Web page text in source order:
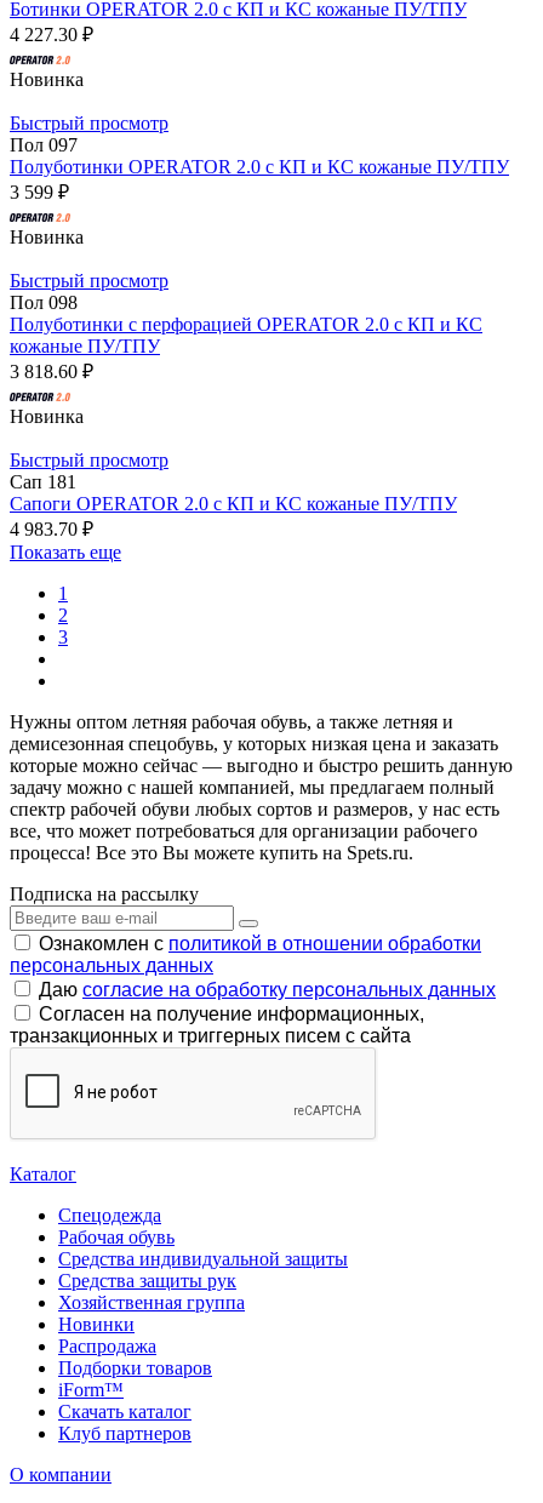
Ботинки OPERATOR 2.0 с КП и КС кожаные ПУ/ТПУ
4 227.30 ₽
Новинка
Быстрый просмотр
Пол 097
Полуботинки OPERATOR 2.0 с КП и КС кожаные ПУ/ТПУ
3 599 ₽
Новинка
Быстрый просмотр
Пол 098
Полуботинки с перфорацией OPERATOR 2.0 с КП и КС
кожаные ПУ/ТПУ
3 818.60 ₽
Новинка
Быстрый просмотр
Сап 181
Сапоги OPERATOR 2.0 с КП и КС кожаные ПУ/ТПУ
4 983.70 ₽
Показать еще
1
2
3
Нужны оптом летняя рабочая обувь, а также летняя и
демисезонная спецобувь, у которых низкая цена и заказать
которые можно сейчас — выгодно и быстро решить данную
задачу можно с нашей компанией, мы предлагаем полный
спектр рабочей обуви любых сортов и размеров, у нас есть
все, что может потребоваться для организации рабочего
процесса! Все это Вы можете купить на Spets.ru.
Подписка на рассылку
Ознакомлен с политикой в отношении обработки
персональных данных
Даю согласие на обработку персональных данных
Согласен на получение информационных,
транзакционных и триггерных писем с сайта
Каталог
Спецодежда
Рабочая обувь
Средства индивидуальной защиты
Средства защиты рук
Хозяйственная группа
Новинки
Распродажа
Подборки товаров
iForm™
Скачать каталог
Клуб партнеров
О компании